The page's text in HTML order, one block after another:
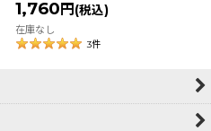
1,760 円 (税込)
在庫なし
3件